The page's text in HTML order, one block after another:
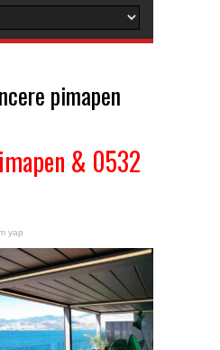
pimapen
& 0532
yap